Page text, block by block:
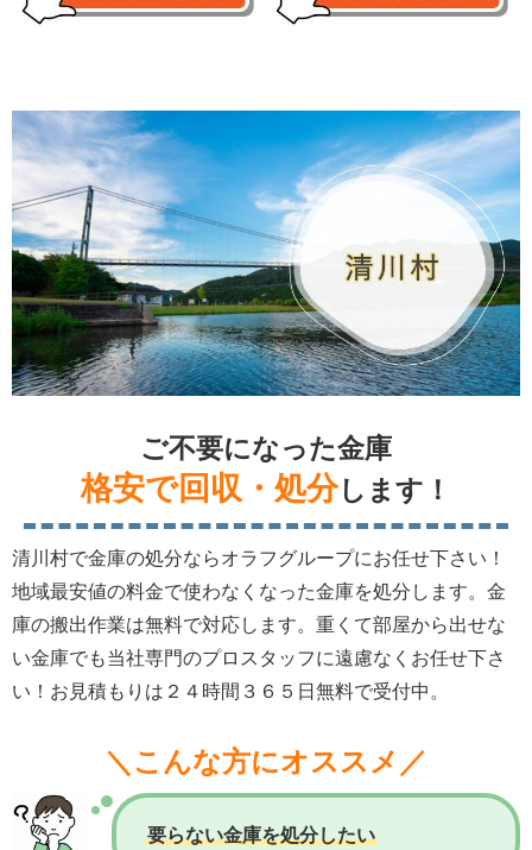
ご不要になった金庫
格安で回収・処分します！
清川村で金庫の処分ならオラフグループにお任せ下さい！
地域最安値の料金で使わなくなった金庫を処分します。金
庫の搬出作業は無料で対応します。重くて部屋から出せな
い金庫でも当社専門のプロスタッフに遠慮なくお任せ下さ
い！お見積もりは２４時間３６５日無料で受付中。
＼こんな方にオススメ／
要らない金庫を処分したい